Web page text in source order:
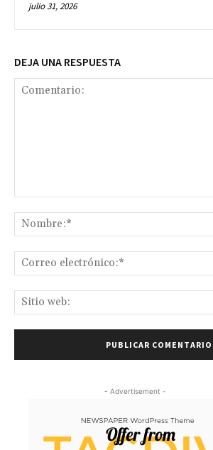
julio 31, 2026
DEJA UNA RESPUESTA
- Advertisement -